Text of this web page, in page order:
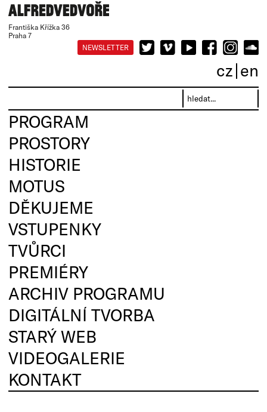
Františka Křížka 36
Praha 7
NEWSLETTER
cz en
PROGRAM
PROSTORY
HISTORIE
MOTUS
DĚKUJEME
VSTUPENKY
TVŮRCI
PREMIÉRY
ARCHIV PROGRAMU
DIGITÁLNÍ TVORBA
STARÝ WEB
VIDEOGALERIE
KONTAKT